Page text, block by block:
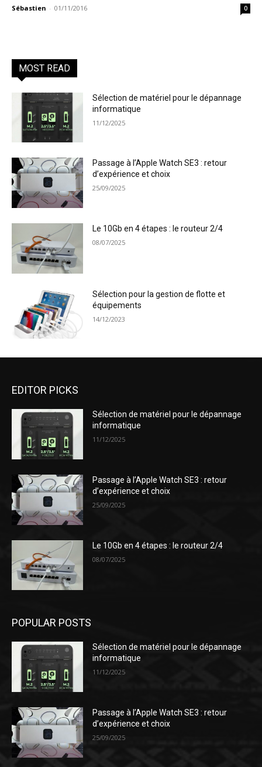
Sébastien - 01/11/2016 0
MOST READ
Sélection de matériel pour le dépannage
informatique
11/12/2025
Passage à l’Apple Watch SE3 : retour
d’expérience et choix
25/09/2025
Le 10Gb en 4 étapes : le routeur 2/4
08/07/2025
Sélection pour la gestion de flotte et
équipements
14/12/2023
EDITOR PICKS
Sélection de matériel pour le dépannage
informatique
11/12/2025
Passage à l’Apple Watch SE3 : retour
d’expérience et choix
25/09/2025
Le 10Gb en 4 étapes : le routeur 2/4
08/07/2025
POPULAR POSTS
Sélection de matériel pour le dépannage
informatique
11/12/2025
Passage à l’Apple Watch SE3 : retour
d’expérience et choix
25/09/2025